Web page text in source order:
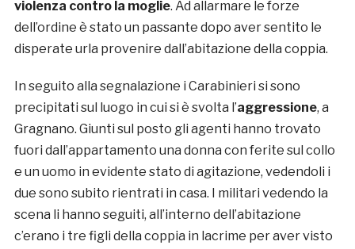
violenza contro la moglie. Ad allarmare le forze
dell’ordine è stato un passante dopo aver sentito le
disperate urla provenire dall’abitazione della coppia.
In seguito alla segnalazione i Carabinieri si sono
precipitati sul luogo in cui si è svolta l’aggressione, a
Gragnano. Giunti sul posto gli agenti hanno trovato
fuori dall’appartamento una donna con ferite sul collo
e un uomo in evidente stato di agitazione, vedendoli i
due sono subito rientrati in casa. I militari vedendo la
scena li hanno seguiti, all’interno dell’abitazione
c’erano i tre figli della coppia in lacrime per aver visto